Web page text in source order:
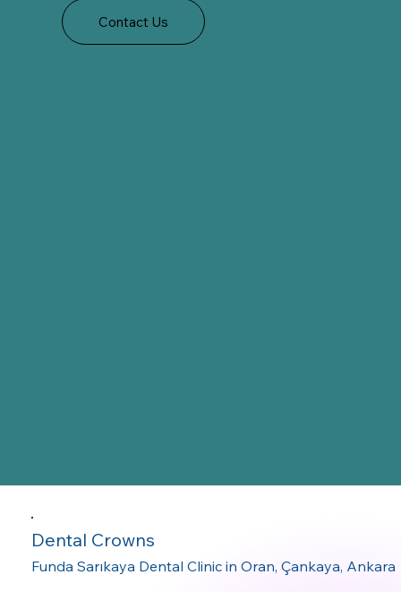
Contact Us
Funda Sarıkaya Dental Clinic in Oran, Çankaya, Ankara
Dental Crowns